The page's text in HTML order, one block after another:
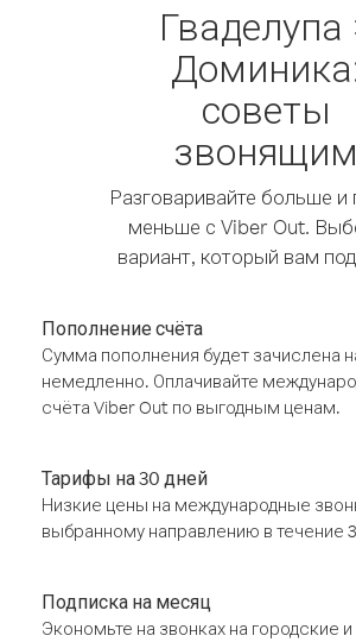
Гваделупа
советы
звонящим
Разговаривайте больше и
меньше с Viber Out.
вариант, который вам
Пополнение счёта
Сумма пополнения будет зачислена
немедленно. Оплачивайте
счёта Viber Out по выгодным ценам.
Тарифы на 30 дней
Низкие цены на международные
выбранному направлению в течение
Подписка на месяц
Экономьте на звонках на городские